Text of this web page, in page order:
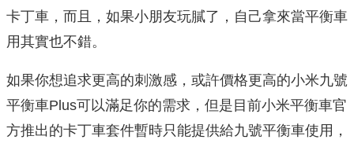
卡丁車，而且，如果小朋友玩膩了，自己拿來當平衡車
用其實也不錯。
如果你想追求更高的刺激感，或許價格更高的小米九號
平衡車Plus可以滿足你的需求，但是目前小米平衡車官
方推出的卡丁車套件暫時只能提供給九號平衡車使用，